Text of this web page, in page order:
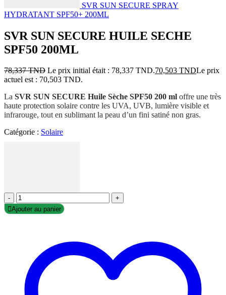
SVR SUN SECURE SPRAY
HYDRATANT SPF50+ 200ML
SVR SUN SECURE HUILE SECHE
SPF50 200ML
78,337TND Le prix initial était : 78,337 TND.70,503 TNDLe prix
actuel est : 70,503 TND.
La SVR SUN SECURE Huile Sèche SPF50 200 ml offre une très
haute protection solaire contre les UVA, UVB, lumière visible et
infrarouge, tout en sublimant la peau d’un fini satiné non gras.
Catégorie : Solaire
-
+
Ajouter au panier